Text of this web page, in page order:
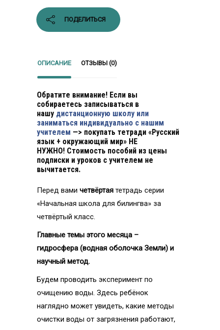
ПОДЕЛИТЬСЯ
ОПИСАНИЕ ОТЗЫВЫ (0)
Обратите внимание! Если вы
собираетесь записываться в
нашу дистанционную школу или
заниматься индивидуально с нашим
учителем —> покупать тетради «Русский
язык + окружающий мир» НЕ
НУЖНО! Стоимость пособий из цены
подписки и уроков с учителем не
вычитается.
Перед вами четвёртая тетрадь серии
«Начальная школа для билингва» за
четвёртый класс.
Главные темы этого месяца –
гидросфера (водная оболочка Земли) и
научный метод.
Будем проводить эксперимент по
очищению воды. Здесь ребёнок
наглядно может увидеть, какие методы
очистки воды от загрязнения работают,